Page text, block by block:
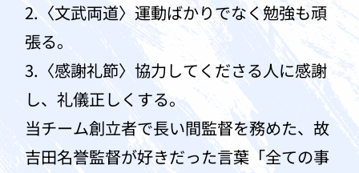
2.〈文武両道〉運動ばかりでなく勉強も頑
張る。
3.〈感謝礼節〉協力してくださる人に感謝
し、礼儀正しくする。
当チーム創立者で長い間監督を務めた、故
吉田名誉監督が好きだった言葉「全ての事